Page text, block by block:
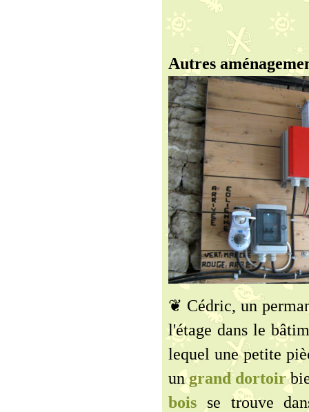
Autres
❦ Cédric, un
l'étage dans le
lequel une petite
ungrand dortoir
bois se trouve